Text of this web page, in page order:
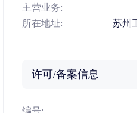
主营业务:
所在地址:
苏州
许可/备案信息
编号:
—